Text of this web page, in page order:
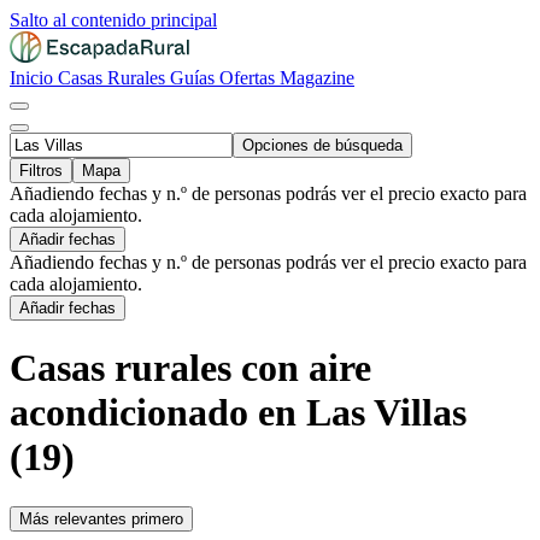
Salto al contenido principal
Inicio Casas Rurales Guías Ofertas Magazine
Opciones de búsqueda
Filtros
Mapa
Añadiendo fechas y n.º de personas podrás ver el precio exacto para
cada alojamiento.
Añadir fechas
Añadiendo fechas y n.º de personas podrás ver el precio exacto para
cada alojamiento.
Añadir fechas
Casas rurales con aire
acondicionado en Las Villas
(19)
Más relevantes primero